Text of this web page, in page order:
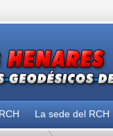
La sede del RCH